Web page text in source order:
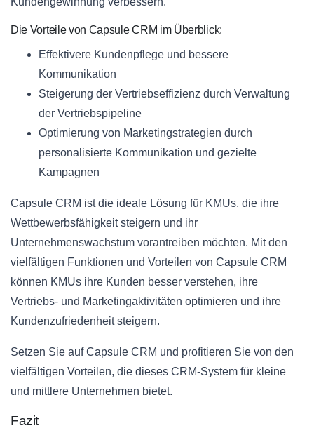
Die Vorteile von Capsule CRM im Überblick:
Effektivere Kundenpflege und bessere
Kommunikation
Steigerung der Vertriebseffizienz durch Verwaltung
der Vertriebspipeline
Optimierung von Marketingstrategien durch
personalisierte Kommunikation und gezielte
Kampagnen
Capsule CRM ist die ideale Lösung für KMUs, die ihre
Wettbewerbsfähigkeit steigern und ihr
Unternehmenswachstum vorantreiben möchten. Mit den
vielfältigen Funktionen und Vorteilen von Capsule CRM
können KMUs ihre Kunden besser verstehen, ihre
Vertriebs- und Marketingaktivitäten optimieren und ihre
Kundenzufriedenheit steigern.
Setzen Sie auf Capsule CRM und profitieren Sie von den
vielfältigen Vorteilen, die dieses CRM-System für kleine
und mittlere Unternehmen bietet.
Fazit